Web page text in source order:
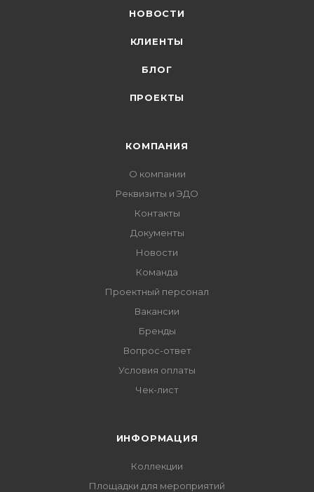
НОВОСТИ
КЛИЕНТЫ
БЛОГ
ПРОЕКТЫ
КОМПАНИЯ
О компании
Реквизиты и ЭДО
Контакты
Документы
Новости
Команда
Проектный персонал
Вакансии
Бренды
Вопрос-ответ
Условия оплаты
Чек-лист
ИНФОРМАЦИЯ
Коллекции
Площадки для мероприятий